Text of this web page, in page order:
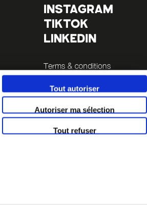
Tout autoriser
Autoriser ma sélection
Tout refuser
INSTAGRAM
TIKTOK
LINKEDIN
Terms & conditions
Legals